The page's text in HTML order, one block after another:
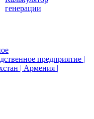
генерации